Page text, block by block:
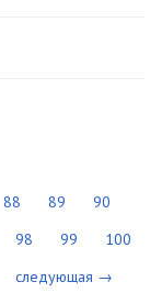
88 89
90
98 99
100
следующая →